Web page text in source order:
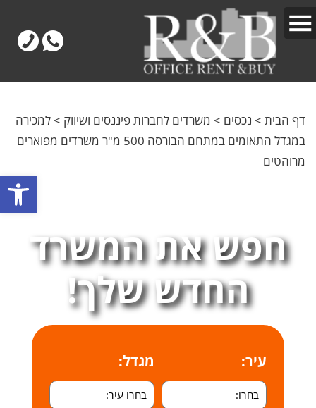
דף הבית > נכסים > משרדים לחברות פיננסים ושיווק > למכירה
במגדל התאומים במתחם הבורסה 500 מ"ר משרדים מפוארים
מרוהטים
חפש את המשרד
החדש שלך!
עיר: מגדל: